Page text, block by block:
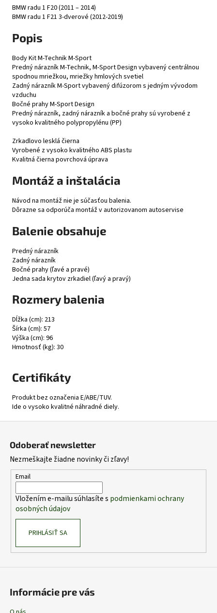
BMW radu 1 F20 (2011 – 2014)
BMW radu 1 F21 3-dverové (2012-2019)
Popis
Body Kit M-Technik M-Sport
Predný nárazník M-Technik, M-Sport Design vybavený centrálnou
spodnou mriežkou, mriežky hmlových svetiel
Zadný nárazník M-Sport vybavený difúzorom s jedným vývodom
vzduchu
Bočné prahy M-Sport Design
Predný nárazník, zadný nárazník a bočné prahy sú vyrobené z
vysoko kvalitného polypropylénu (PP)
Zrkadlovo lesklá čierna
Vyrobené z vysoko kvalitného ABS plastu
Kvalitná čierna povrchová úprava
Montáž a inštalácia
Návod na montáž nie je súčasťou balenia.
Dôrazne sa odporúča montáž v autorizovanom autoservise
Balenie obsahuje
Predný nárazník
Zadný nárazník
Bočné prahy (ľavé a pravé)
Jedna sada krytov zrkadiel (ľavý a pravý)
Rozmery balenia
Dĺžka (cm): 213
Šírka (cm): 57
Výška (cm): 96
Hmotnosť (kg): 30
Certifikáty
Produkt bez označenia E/ABE/TUV.
Ide o vysoko kvalitné náhradné diely.
Odoberať newsletter
Nezmeškajte žiadne novinky či zľavy!
Email
Vložením e-mailu súhlasíte s podmienkami ochrany
osobných údajov
PRIHLÁSIŤ SA
Informácie pre vás